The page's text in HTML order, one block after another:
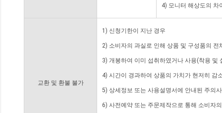
4) 모니터 해상도의 차
교환 및 환불 불가
1) 신청기한이 지난 경우
2) 소비자의 과실로 인해 상품 및 구성품의
3) 개봉하여 이미 섭취하였거나 사용(착용 및
4) 시간이 경과하여 상품의 가치가 현저히 감
5) 상세정보 또는 사용설명서에 안내된 주의
6) 사전예약 또는 주문제작으로 통해 소비자